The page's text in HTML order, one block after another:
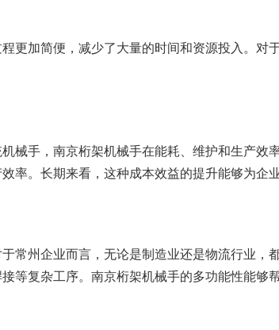
加简便，减少了大量的时间和资源投入。对
手，南京桁架机械手在能耗、维护和生产效
。长期来看，这种成本效益的提升能够为企
州企业而言，无论是制造业还是物流行业，
复杂工序。南京桁架机械手的多功能性能够